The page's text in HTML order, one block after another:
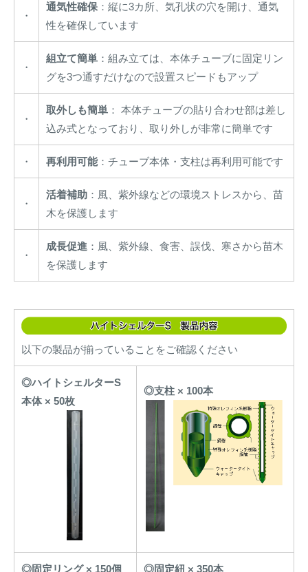
・
通気性確保 ：縦に3カ所、気孔状の穴を開け、通気
性を確保しています
・
組立て簡単 ：組み立ては、本体チューブに固定リン
グを3つ通すだけなので設置スピードもアップ
・
取外しも簡単 ： 本体チューブの貼り合わせ部は差し
込み式となっており、取り外しが非常に簡単です
・ 再利用可能 ：チューブ本体・支柱は再利用可能です
・
活着補助 ：風、紫外線などの環境ストレスから、苗
木を保護します
・
成長促進 ：風、紫外線、食害、誤伐、寒さから苗木
を保護します
以下の製品が揃っていることをご確認ください
◎ハイトシェルターS
本体 × 50枚
◎支柱 × 100本
◎固定リング × 150個 ◎固定紐 × 350本